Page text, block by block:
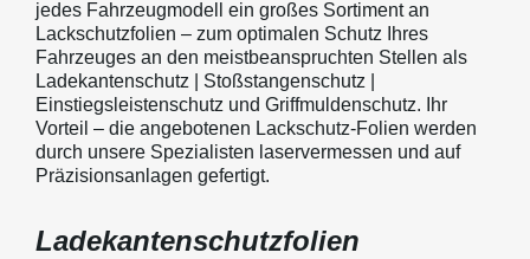
jedes Fahrzeugmodell ein großes Sortiment an
Lackschutzfolien – zum optimalen Schutz Ihres
Fahrzeuges an den meistbeanspruchten Stellen als
Ladekantenschutz | Stoßstangenschutz |
Einstiegsleistenschutz und Griffmuldenschutz. Ihr
Vorteil – die angebotenen Lackschutz-Folien werden
durch unsere Spezialisten laservermessen und auf
Präzisionsanlagen gefertigt.
Ladekantenschutzfolien